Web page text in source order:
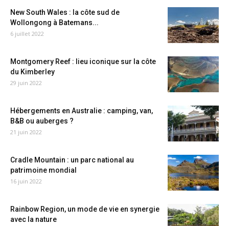
New South Wales : la côte sud de
Wollongong à Batemans...
6 juillet 2022
Montgomery Reef : lieu iconique sur la côte
du Kimberley
29 juin 2022
Hébergements en Australie : camping, van,
B&B ou auberges ?
21 juin 2022
Cradle Mountain : un parc national au
patrimoine mondial
16 juin 2022
Rainbow Region, un mode de vie en synergie
avec la nature